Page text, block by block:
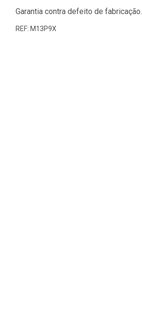
Garantia contra defeito de fabricação.
REF: M13P9X